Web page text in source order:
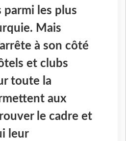
les plus
Mais
à son côté
et clubs
toute la
aux
le cadre et
leur